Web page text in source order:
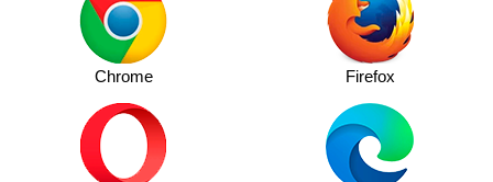
Chrome Firefox